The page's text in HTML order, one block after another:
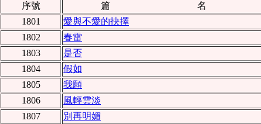
序號
篇 名
1801
愛與不愛的抉擇
1802
春雷
1803
是否
1804
假如
1805
我願
1806
風輕雲淡
1807
別再明媚